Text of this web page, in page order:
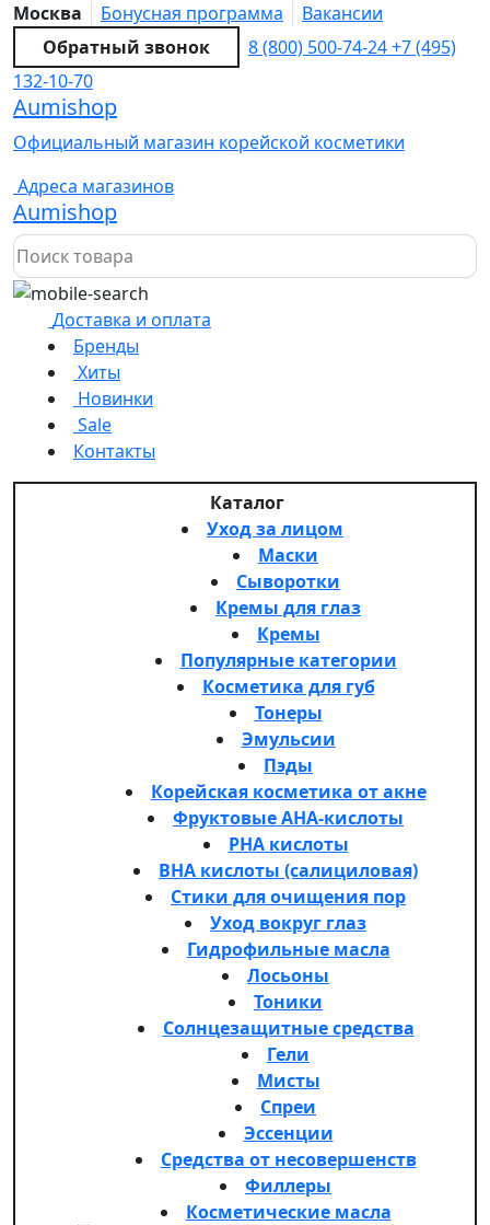
Москва Бонусная программа
Вакансии
Обратный звонок
8 (800) 500-74-24+7 (495)
132-10-70
Aumishop
Официальный магазин корейской косметики
Адреса магазинов
Aumishop
Доставка и оплата
Бренды
Хиты
Новинки
Sale
Контакты
Каталог
Уход за лицом
Маски
Сыворотки
Кремы для глаз
Кремы
Популярные категории
Косметика для губ
Тонеры
Эмульсии
Пэды
Корейская косметика от акне
Фруктовые AHA-кислоты
PHA кислоты
BHA кислоты (салициловая)
Стики для очищения пор
Уход вокруг глаз
Гидрофильные масла
Лосьоны
Тоники
Солнцезащитные средства
Гели
Мисты
Спреи
Эссенции
Средства от несовершенств
Филлеры
Косметические масла